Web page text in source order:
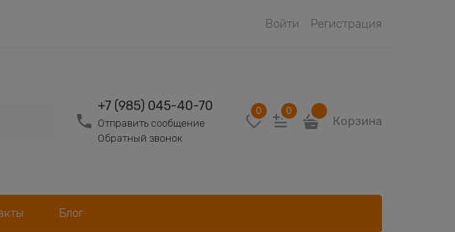
Войти Регистрация
+7 (985) 045-40-70
Отправить сообщение
Обратный звонок
0 0
Корзина
Блог